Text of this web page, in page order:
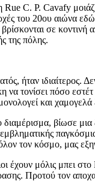
C. P. Cavafy
του 20ου αιώνα
σε
της πόλης.
ήταν
τονίσει πόσο
και χαμογελά
βίωσε μια
τον κόσμο, μας
μόλις μπει
Προτού τον